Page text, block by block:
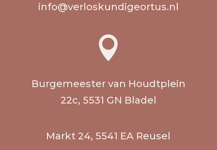
info@verloskundigeortus.nl

Burgemeester van Houdtplein
22c, 5531 GN Bladel
Markt 24, 5541 EA Reusel